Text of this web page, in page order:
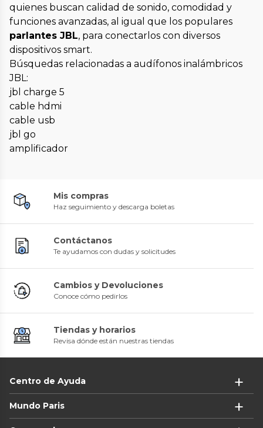
quienes buscan calidad de sonido, comodidad y
funciones avanzadas, al igual que los populares
parlantes JBL, para conectarlos con diversos
dispositivos smart.
Búsquedas relacionadas a audífonos inalámbricos
JBL:
jbl charge 5
cable hdmi
cable usb
jbl go
amplificador
Mis compras
Haz seguimiento y descarga boletas
Contáctanos
Te ayudamos con dudas y solicitudes
Cambios y Devoluciones
Conoce cómo pedirlos
Tiendas y horarios
Revisa dónde están nuestras tiendas
Centro de Ayuda
Mundo Paris